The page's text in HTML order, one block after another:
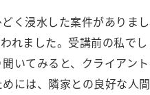
く浸水した案件がありまし
れました。受講前の私でし
いてみると、クライアント
には、隣家との良好な人間